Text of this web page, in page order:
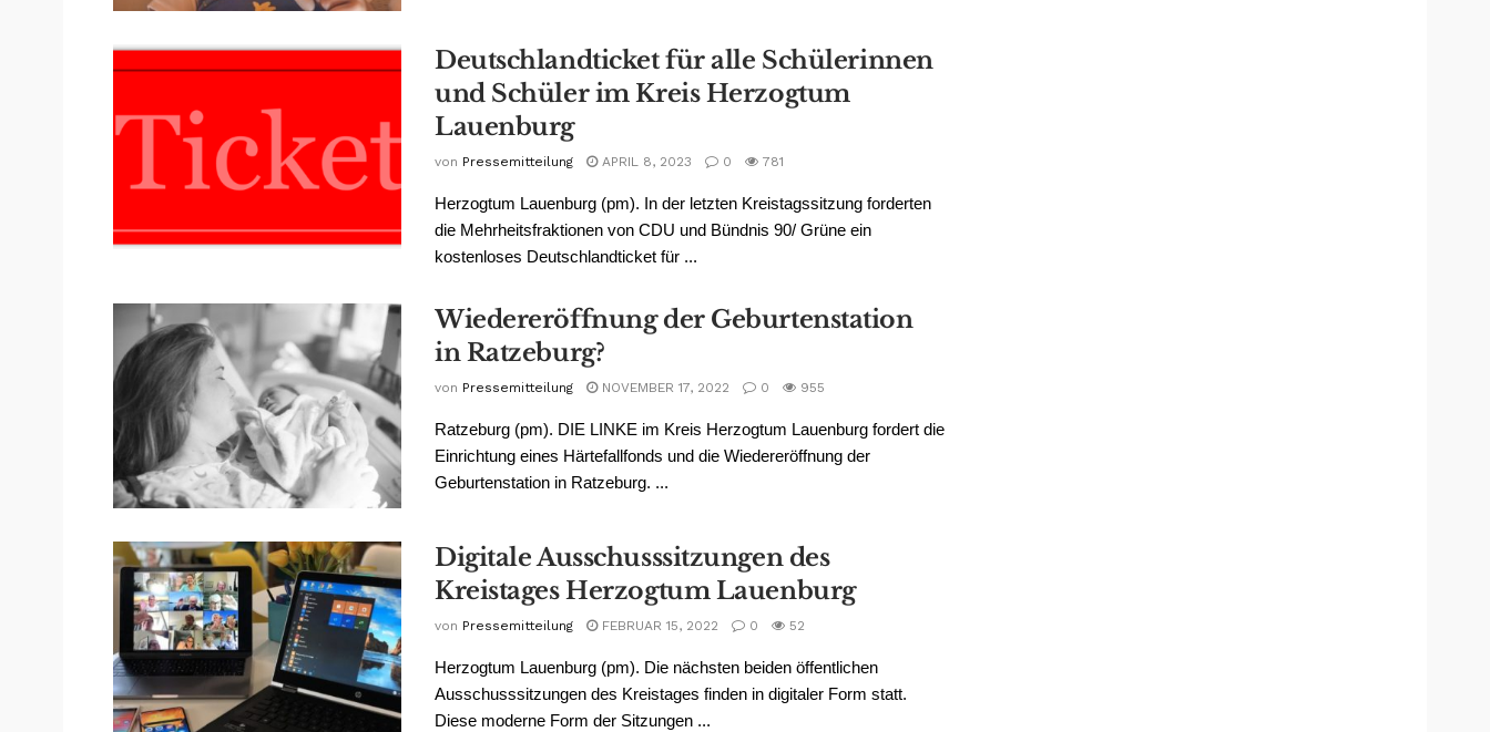
Deutschlandticket für alle Schülerinnen
und Schüler im Kreis Herzogtum
Lauenburg
von Pressemitteilung APRIL 8, 2023 0 781
Herzogtum Lauenburg (pm). In der letzten Kreistagssitzung forderten
die Mehrheitsfraktionen von CDU und Bündnis 90/ Grüne ein
kostenloses Deutschlandticket für ...
Wiedereröffnung der Geburtenstation
in Ratzeburg?
von Pressemitteilung NOVEMBER 17, 2022 0 955
Ratzeburg (pm). DIE LINKE im Kreis Herzogtum Lauenburg fordert die
Einrichtung eines Härtefallfonds und die Wiedereröffnung der
Geburtenstation in Ratzeburg. ...
Digitale Ausschusssitzungen des
Kreistages Herzogtum Lauenburg
von Pressemitteilung FEBRUAR 15, 2022 0 52
Herzogtum Lauenburg (pm). Die nächsten beiden öffentlichen
Ausschusssitzungen des Kreistages finden in digitaler Form statt.
Diese moderne Form der Sitzungen ...